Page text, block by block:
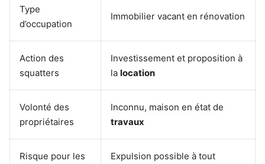
Type
d’occupation
Immobilier vacant en rénovation
Action des
squatters
Investissement et proposition à
la location
Volonté des
propriétaires
Inconnu, maison en état de
travaux
Risque pour les
Expulsion possible à tout